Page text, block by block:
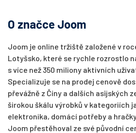
O značce Joom
Joom je online tržiště založené v
Lotyšsko, které se rychle rozrostlo
s více než 350 miliony aktivních
Specializuje se na prodej cenově
převážně z Číny a dalších asijských
širokou škálu výrobků v kategoriích
elektronika, domácí potřeby a
Joom přestěhoval ze své původní